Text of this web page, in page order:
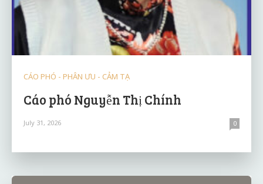
CÁO PHÓ - PHÂN ƯU - CẢM TẠ
Cáo phó Nguyễn Thị Chính
July 31, 2026 0